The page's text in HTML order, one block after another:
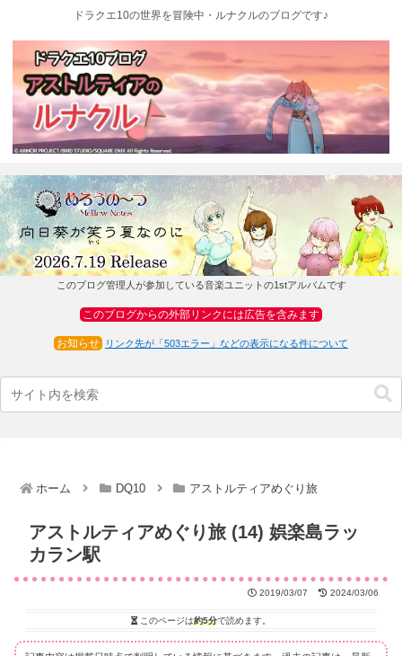
ドラクエ10の世界を冒険中・ルナクルのブログです♪
このブログ管理人が参加している音楽ユニットの1stアルバムです
このブログからの外部リンクには広告を含みます
お知らせ リンク先が「503エラー」などの表示になる件について
ホーム DQ10 アストルティアめぐり旅
アストルティアめぐり旅 (14) 娯楽島ラッ
カラン駅
2019/03/07 2024/03/06
このページは約5分で読めます。